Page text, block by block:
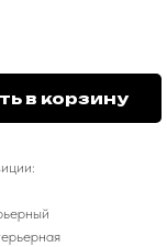
в корзину